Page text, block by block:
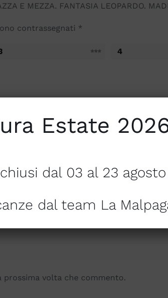
E MEZZA. FANTASIA LEOPARDO.
contrassegnati *
4
prossima volta che commento.
Estate
dal 03 al 23 agosto
dal team La